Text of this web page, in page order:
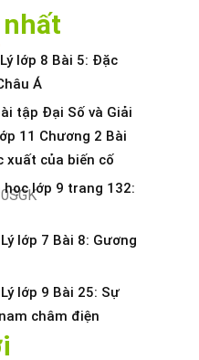
lớp 8 Bài 5: Đặc
Á
tập Đại Số và Giải
11 Chương 2 Bài
xuất của biến cố
lớp 9 trang 132:
lớp 7 Bài 8: Gương
lớp 9 Bài 25: Sự
châm điện